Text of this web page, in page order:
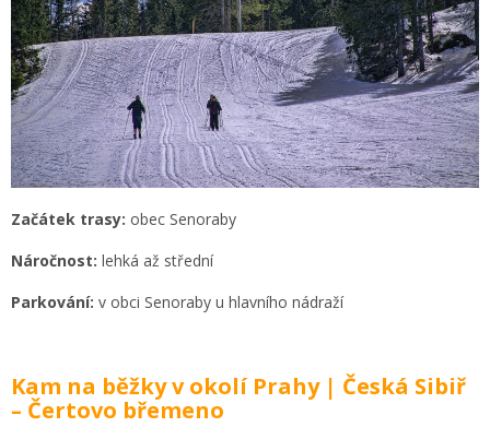
Začátek trasy: obec Senoraby
Náročnost: lehká až střední
Parkování: v obci Senoraby u hlavního nádraží
Kam na běžky v okolí Prahy | Česká Sibiř
– Čertovo břemeno